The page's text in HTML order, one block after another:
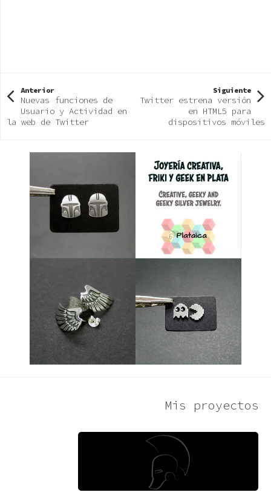
Anterior
Nuevas funciones de
Usuario y Actividad en
la web de Twitter
Siguiente
Twitter estrena versión
en HTML5 para
dispositivos móviles
Mis proyectos